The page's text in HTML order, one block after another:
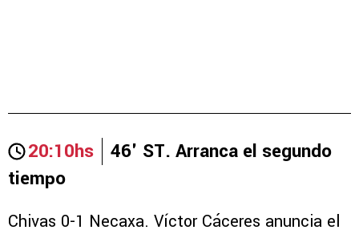
20:10hs
46' ST. Arranca el segundo
tiempo
Chivas 0-1 Necaxa. Víctor Cáceres anuncia el